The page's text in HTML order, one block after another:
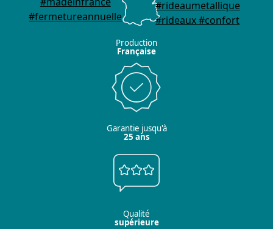
Production
Française
Garantie jusqu'à
25 ans
Qualité
supérieure